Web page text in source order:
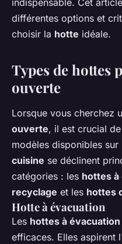
indispensable. Cet
différentes options et
choisir la hotte idéale.
Types de hottes
ouverte
Lorsque vous cherchez
ouverte, il est crucial
modèles disponibles sur
cuisine se déclinent
catégories : les hottes à
recyclage et les hottes
Hotte à évacuation
Les hottes à évacuation
efficaces. Elles aspirent